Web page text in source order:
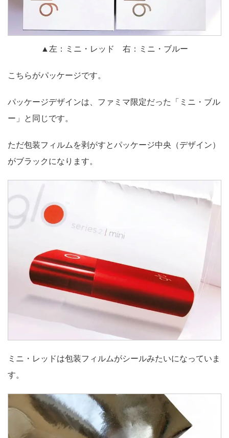
▲左：ミニ・レッド 右：ミニ・ブルー
こちらがパッケージです。
パッケージデザインは、ファミマ限定だった「ミニ・ブル
ー」と同じです。
ただ包装フィルムを剥がすとパッケージ中央（デザイン）
がブラックになります。
ミニ・レッドは包装フィルムがシールみたいになっていま
す。